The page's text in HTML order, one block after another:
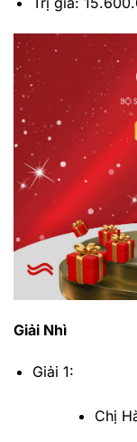
Giải Nhì
Giải 1:
Chị